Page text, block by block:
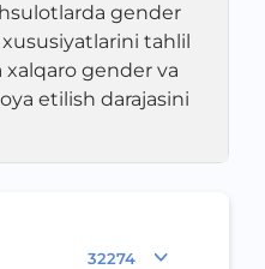
32274
gender
tahlil
gender va
etilish darajasini